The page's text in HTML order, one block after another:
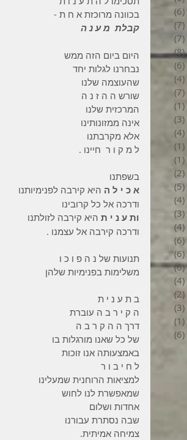
בכוונה מרוכזת א ח ת -
קבלת  מ ע נ ה
היום ביום הזה ממש
נבחרנו לגלות יחד
שהעוצמה שלנו
שורש ה ה ז נ ה
המרכזית שלנו
אינה ממזונותינו
אלא מקרבתנו
ל מ ק ו ר  חיינו .
בשפתנו
א כ י ל ה היא קירבה לפנימיותנו
ודרכה אל כל קרובינו
ות ע נ י ת היא קירבה לזולתנו
ודרכה קירבה אל עצמנו .
תנועות של נ ה פ ו כ ו
משלימות בפנימיות שלהן
ב ת ע נ י ת
ה ק י ר ב ה עוברת
דרך ה ה ק ר ב ה
של כל שאנו מורגלות בו
באמצעותה אנו זוכות
ל ח י ב ו ר
למציאות הרוחנית שמעלינו
שמאפשרת לנו לחוש
אחדות ושלום
שבה נסתרת עבורנו
צמיחה אמיתית.
(6)
(7)
(7)
(8)
8 פוסטים
(6)
(4)
(7)
(1)
(3)
(4)
(1)
(1)
(2)
(5)
(4)
(3)
(4)
(6)
(6)
6 פוסטים
(6)
6 פוסטים
(4)
4 פוסטים
(2)
(3)
(1)
(6)